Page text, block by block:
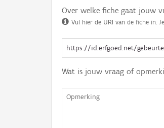
Over welke fiche gaat jouw
Vul hier de URI van de fiche in.
Wat is jouw vraag of